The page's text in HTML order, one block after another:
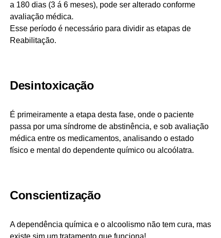
a 180 dias (3 á 6 meses), pode ser alterado conforme
avaliação médica.
Esse período é necessário para dividir as etapas de
Reabilitação.
Desintoxicação
É primeiramente a etapa desta fase, onde o paciente
passa por uma síndrome de abstinência, e sob avaliação
médica entre os medicamentos, analisando o estado
físico e mental do dependente químico ou alcoólatra.
Conscientização
A dependência química e o alcoolismo não tem cura, mas
existe sim um tratamento que funciona!